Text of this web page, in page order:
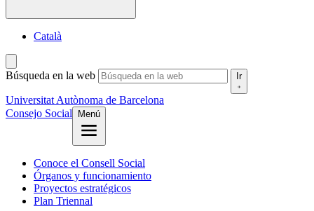
Català
Búsqueda en la web Ir
Universitat Autònoma de Barcelona
Consejo Social
Menú
Conoce el Consell Social
Órganos y funcionamiento
Proyectos estratégicos
Plan Triennal